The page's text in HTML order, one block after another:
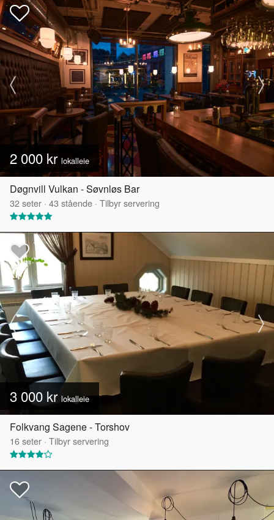
2 000 kr lokalleie
Døgnvill Vulkan - Søvnløs Bar
32seter · 43 stående · Tilbyr servering
3 000 kr lokalleie
Folkvang Sagene - Torshov
16seter · Tilbyr servering